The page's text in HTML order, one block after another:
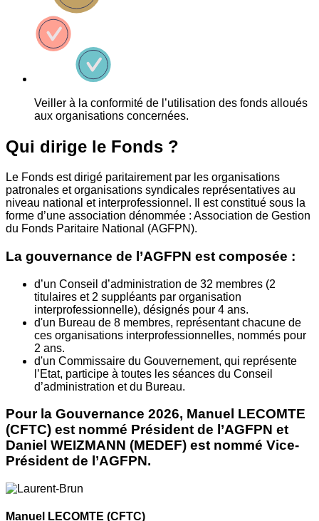
Veiller à la conformité de l’utilisation des fonds alloués
aux organisations concernées.
Qui dirige le Fonds ?
Le Fonds est dirigé paritairement par les organisations
patronales et organisations syndicales représentatives au
niveau national et interprofessionnel. Il est constitué sous la
forme d’une association dénommée : Association de Gestion
du Fonds Paritaire National (AGFPN).
La gouvernance de l’AGFPN est composée :
d’un Conseil d’administration de 32 membres (2
titulaires et 2 suppléants par organisation
interprofessionnelle), désignés pour 4 ans.
d'un Bureau de 8 membres, représentant chacune de
ces organisations interprofessionnelles, nommés pour
2 ans.
d'un Commissaire du Gouvernement, qui représente
l’Etat, participe à toutes les séances du Conseil
d’administration et du Bureau.
Pour la Gouvernance 2026, Manuel LECOMTE
(CFTC) est nommé Président de l’AGFPN et
Daniel WEIZMANN (MEDEF) est nommé Vice-
Président de l’AGFPN.
Manuel LECOMTE (CFTC)